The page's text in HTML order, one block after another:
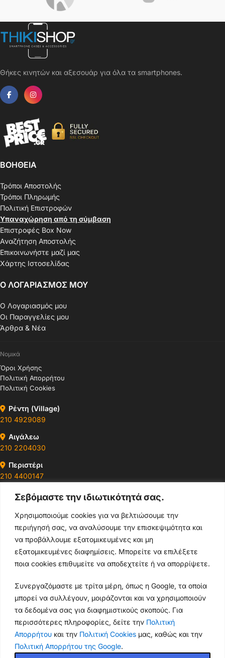
Σεβόμαστε την ιδιωτικότητά σας.
Χρησιμοποιούμε cookies για να βελτιώσουμε την
περιήγησή σας, να αναλύσουμε την επισκεψιμότητα και
να προβάλλουμε εξατομικευμένες και μη
εξατομικευμένες διαφημίσεις. Μπορείτε να επιλέξετε
ποια cookies επιθυμείτε να αποδεχτείτε ή να απορρίψετε.
Συνεργαζόμαστε με τρίτα μέρη, όπως η Google, τα οποία
μπορεί να συλλέγουν, μοιράζονται και να χρησιμοποιούν
τα δεδομένα σας για διαφημιστικούς σκοπούς. Για
περισσότερες πληροφορίες, δείτε την Πολιτική
Απορρήτου και την Πολιτική Cookies μας, καθώς και την
Πολιτική Απορρήτου της Google.
Θήκες κινητών και αξεσουάρ για όλα τα smartphones.
ΒΟΗΘΕΙΑ
Τρόποι Αποστολής
Τρόποι Πληρωμής
Πολιτική Επιστροφών
Υπαναχώρηση από τη σύμβαση
Επιστροφές Box Now
Αναζήτηση Αποστολής
Επικοινωνήστε μαζί μας
Χάρτης Ιστοσελίδας
Ο ΛΟΓΑΡΙΑΣΜΟΣ ΜΟΥ
Ο Λογαριασμός μου
Οι Παραγγελίες μου
Άρθρα & Νέα
Νομικά
Όροι Χρήσης
Πολιτική Απορρήτου
Πολιτική Cookies
Ρέντη (Village)
210 4929089
Αιγάλεω
210 2204030
Περιστέρι
210 4400147
Ωράρια & Διευθύνσεις →
210 4929089
Κεντρικό τηλέφωνο
info@thikishop.gr
Δευ - Σάβ: 10:00 - 21:00
ΔΩΡΕΑΝ ΑΠΟΣΤΟΛΗ
για παραγγελίες άνω των 35€
Copyright 2025 Powered by ThikiShop.